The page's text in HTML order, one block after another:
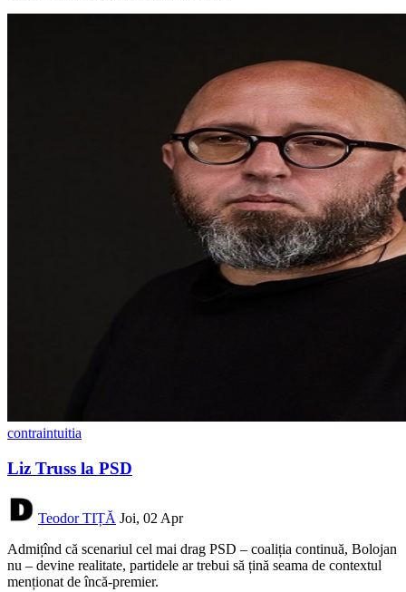
contraintuitia
Liz Truss la PSD
Teodor TIȚĂ Joi, 02 Apr
Admițînd că scenariul cel mai drag PSD – coaliția continuă, Bolojan
nu – devine realitate, partidele ar trebui să țină seama de contextul
menționat de încă-premier.